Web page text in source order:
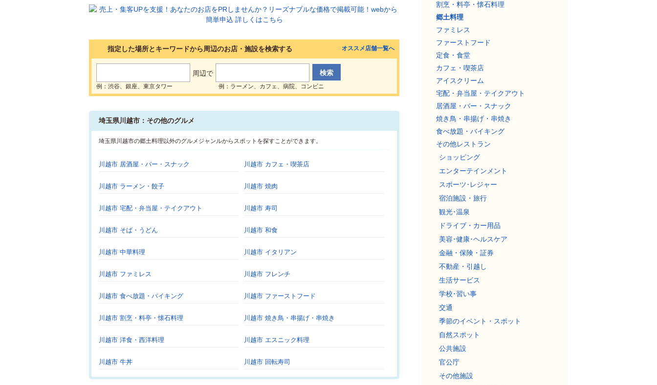
指定した場所とキーワードから周辺のお店・施設を検索する
周辺で
例：渋谷、銀座、東京タワー 例：ラーメン、カフェ、病院、コンビニ
オススメ店舗一覧へ
埼玉県川越市：その他のグルメ
埼玉県川越市の郷土料理以外のグルメジャンルからスポットを探すことができます。
川越市 居酒屋・バー・スナック 川越市 カフェ・喫茶店
川越市 ラーメン・餃子 川越市 焼肉
川越市 宅配・弁当屋・テイクアウト 川越市 寿司
川越市 そば・うどん 川越市 和食
川越市 中華料理 川越市 イタリアン
川越市 ファミレス 川越市 フレンチ
川越市 食べ放題・バイキング 川越市 ファーストフード
川越市 割烹・料亭・懐石料理 川越市 焼き鳥・串揚げ・串焼き
川越市 洋食・西洋料理 川越市 エスニック料理
川越市 牛丼 川越市 回転寿司
割烹・料亭・懐石料理
郷土料理
ファミレス
ファーストフード
定食・食堂
カフェ・喫茶店
アイスクリーム
宅配・弁当屋・テイクアウト
居酒屋・バー・スナック
焼き鳥・串揚げ・串焼き
食べ放題・バイキング
その他レストラン
ショッピング
エンターテインメント
スポーツ･レジャー
宿泊施設・旅行
観光･温泉
ドライブ・カー用品
美容･健康･ヘルスケア
金融・保険・証券
不動産・引越し
生活サービス
学校･習い事
交通
季節のイベント・スポット
自然スポット
公共施設
官公庁
その他施設